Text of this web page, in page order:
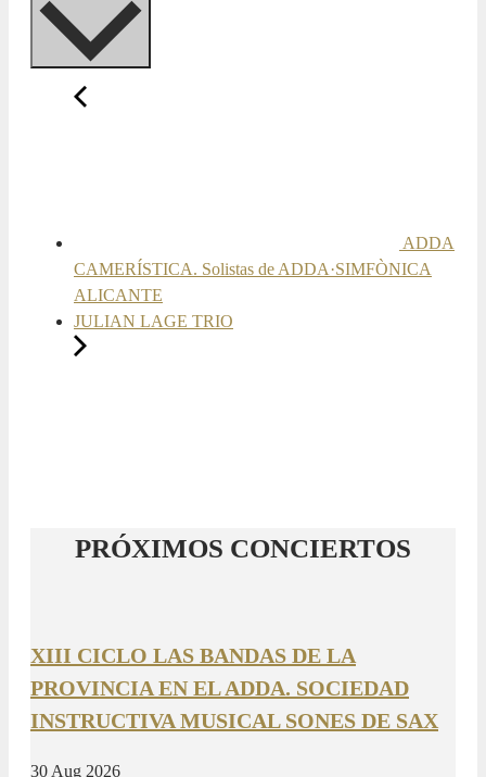
ADDA
CAMERÍSTICA. Solistas de ADDA·SIMFÒNICA
ALICANTE
JULIAN LAGE TRIO
PRÓXIMOS CONCIERTOS
XIII CICLO LAS BANDAS DE LA
PROVINCIA EN EL ADDA. SOCIEDAD
INSTRUCTIVA MUSICAL SONES DE SAX
30 Aug 2026